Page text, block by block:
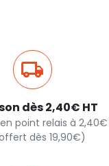
dès 2,40€ HT
point relais à 2,40€
dès 19,90€)